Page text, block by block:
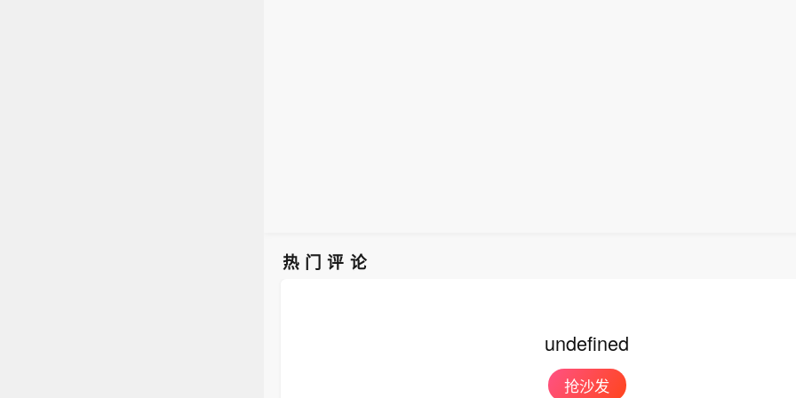
热门评论
undefined
抢沙发